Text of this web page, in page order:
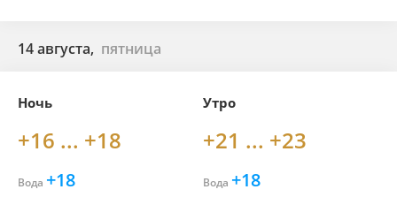
14 августа, пятница
Ночь
+16 ... +18
Вода +18
Утро
+21 ... +23
Вода +18